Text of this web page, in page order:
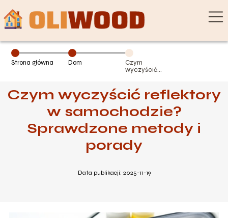
Strona główna Dom
Czym
wyczyścić
Sprawdzone
metody i porady
Czym wyczyścić reflektory
w samochodzie?
Sprawdzone metody i
porady
Data publikacji: 2025-11-19